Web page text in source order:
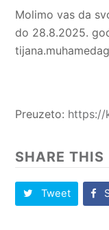
Molimo vas da
do 28.8.2025.
Preuzeto: https://
SHARE THIS
Tweet